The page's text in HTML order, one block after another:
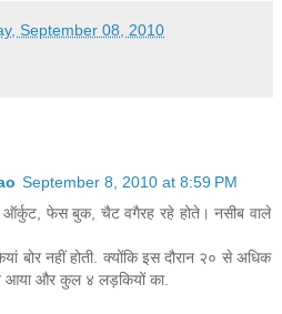
September 08, 2010
September 8, 2010 at 8:59 PM
ऑर्कुट, फेस बुक, चैट वगैरह रहे होते। नसीब वाले
बोर नहीं होती. क्योंकि इस दौरान २० से अधिक
आया और कुल ४ लड़कियों का.